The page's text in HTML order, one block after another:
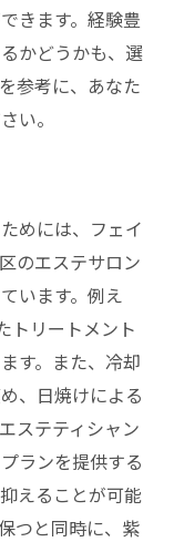
きます。経験豊
かどうかも、選
参考に、あなた
い。
めには、フェイ
のエステサロン
います。例え
トリートメント
す。また、冷却
、日焼けによる
ステティシャン
ランを提供する
えることが可能
つと同時に、紫